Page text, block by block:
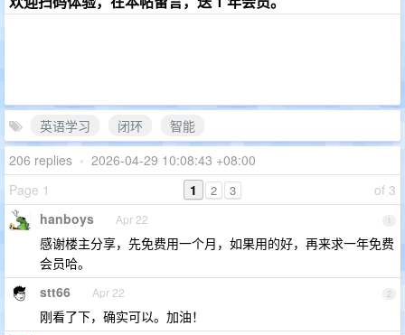
英语学习 闭环
智能
206 replies • 2026-04-29 10:08:43 +08:00
Page 1
of 3
1 2 3
1
hanboys Apr 22
感谢楼主分享，先免费用一个月，如果用的好，再来求一年免费
会员哈。
2
stt66 Apr 22
刚看了下，确实可以。加油！